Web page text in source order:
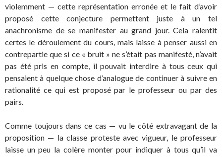
violemment — cette représentation erronée et le fait d’avoir
proposé cette conjecture permettent juste à un tel
anachronisme de se manifester au grand jour. Cela ralentit
certes le déroulement du cours, mais laisse à penser aussi en
contrepartie que si ce « bruit » ne s’était pas manifesté, n’avait
pas été pris en compte, il pouvait interdire à tous ceux qui
pensaient à quelque chose d’analogue de continuer à suivre en
rationalité ce qui est proposé par le professeur ou par des
pairs.
Comme toujours dans ce cas — vu le côté extravagant de la
proposition — la classe proteste avec vigueur, le professeur
laisse un peu la colère monter pour indiquer à tous qu’il va